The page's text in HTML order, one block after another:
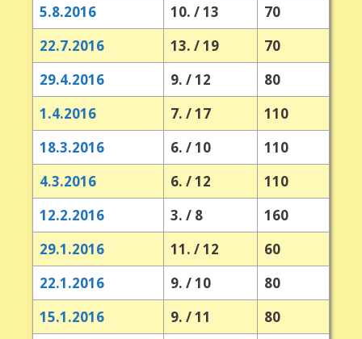
5.8.2016
10. / 13
70
22.7.2016
13. / 19
70
29.4.2016
9. / 12
80
1.4.2016
7. / 17
110
18.3.2016
6. / 10
110
4.3.2016
6. / 12
110
12.2.2016
3. / 8
160
29.1.2016
11. / 12
60
22.1.2016
9. / 10
80
15.1.2016
9. / 11
80